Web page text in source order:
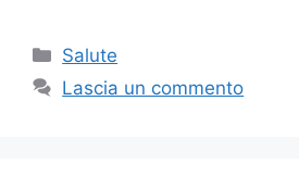
Categorie
Salute
Lascia un commento